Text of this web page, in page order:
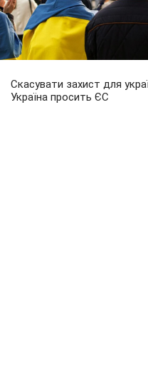
Скасувати захист для
Україна просить ЄС